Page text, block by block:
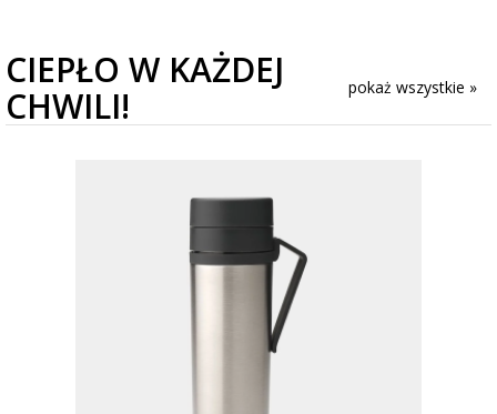
CIEPŁO W KAŻDEJ
CHWILI!
pokaż wszystkie »